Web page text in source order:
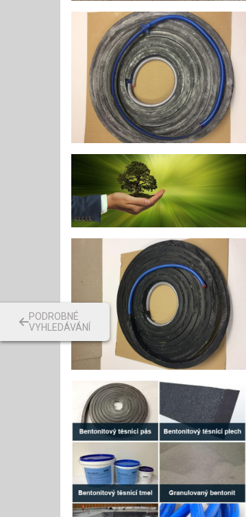
PODROBNÉ
VYHLEDÁVÁNÍ